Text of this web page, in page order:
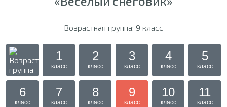
Возрастная группа: 9 класс
1
класс
2
класс
3
класс
4
класс
5
класс
6
класс
7
класс
8
класс
9
класс
10
класс
11
класс